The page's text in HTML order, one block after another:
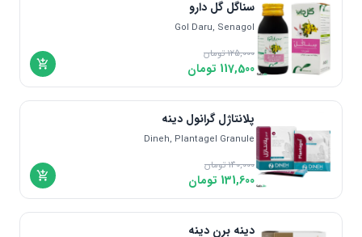
سناگل گل دارو
Gol Daru, Senagol
125,000تومان
117,500 تومان
پلانتاژل گرانول دینه
Dineh, Plantagel Granule
140,000تومان
131,600 تومان
دینه برن دینه